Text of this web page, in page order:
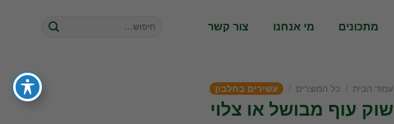
מתכונים מי אנחנו צור קשר
עמוד הבית / כל המוצרים / עשירים בחלבון
שוק עוף מבושל או צלוי